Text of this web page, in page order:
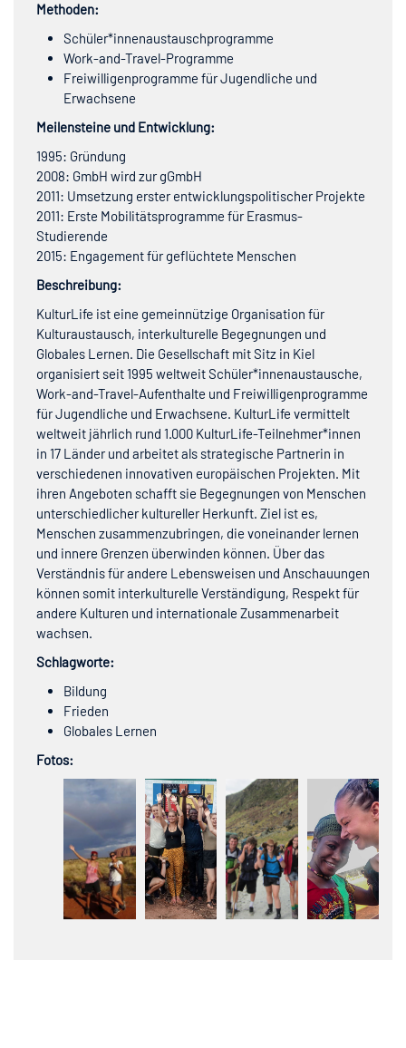
Methoden:
Schüler*innenaustauschprogramme
Work-and-Travel-Programme
Freiwilligenprogramme für Jugendliche und
Erwachsene
Meilensteine und Entwicklung:
1995: Gründung
2008: GmbH wird zur gGmbH
2011: Umsetzung erster entwicklungspolitischer Projekte
2011: Erste Mobilitätsprogramme für Erasmus-
Studierende
2015: Engagement für geflüchtete Menschen
Beschreibung:
KulturLife ist eine gemeinnützige Organisation für
Kulturaustausch, interkulturelle Begegnungen und
Globales Lernen. Die Gesellschaft mit Sitz in Kiel
organisiert seit 1995 weltweit Schüler*innenaustausche,
Work-and-Travel-Aufenthalte und Freiwilligenprogramme
für Jugendliche und Erwachsene. KulturLife vermittelt
weltweit jährlich rund 1.000 KulturLife-Teilnehmer*innen
in 17 Länder und arbeitet als strategische Partnerin in
verschiedenen innovativen europäischen Projekten. Mit
ihren Angeboten schafft sie Begegnungen von Menschen
unterschiedlicher kultureller Herkunft. Ziel ist es,
Menschen zusammenzubringen, die voneinander lernen
und innere Grenzen überwinden können. Über das
Verständnis für andere Lebensweisen und Anschauungen
können somit interkulturelle Verständigung, Respekt für
andere Kulturen und internationale Zusammenarbeit
wachsen.
Schlagworte:
Bildung
Frieden
Globales Lernen
Fotos: